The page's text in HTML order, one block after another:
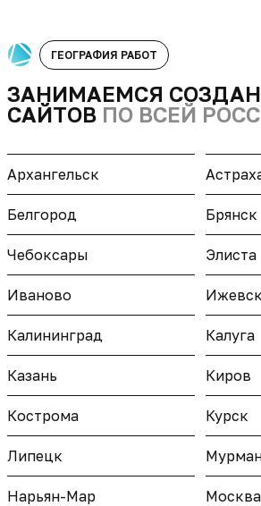
ГЕОГРАФИЯ РАБОТ
ЗАНИМАЕМСЯ
САЙТОВ ПО ВСЕЙ
Архангельск
Белгород Брянск
Чебоксары Элиста
Иваново Ижевск
Калининград Калуга
Казань Киров
Кострома Курск
Липецк
Нарьян-Мар Москва